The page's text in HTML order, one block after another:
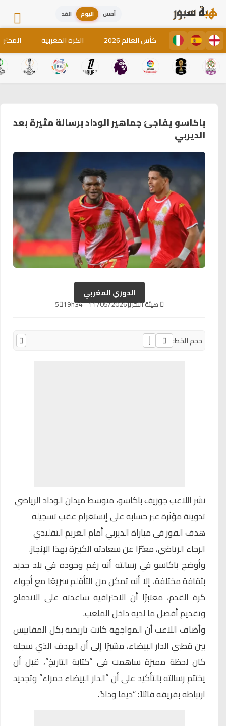
أمس اليوم الغد
كأس العالم 2026 الكرة المغربية
باكاسو يفاجئ جماهير الوداد برسالة مثيرة بعد
الديربي
الدوري المغربي
هيئة التحرير11/05/2026 - 19h34
5
حجم الخط:
نشر اللاعبجوزيف باكاسو، متوسط ميدان الوداد الرياضي
تدوينة مؤثرة عبر حسابه على إنستغرام عقب تسجيله
هدف الفوز في مباراة الديربي أمام الغريم التقليدي
الرجاء الرياضي، معبّرًا عن سعادته الكبيرة بهذا الإنجاز.
وأوضح باكاسو في رسالته أنه رغم وجوده في بلد جديد
بثقافة مختلفة، إلا أنه تمكن من التأقلم سريعًا مع أجواء
كرة القدم، معتبرًا أن الاحترافية ساعدته على الاندماج
وتقديم أفضل ما لديه داخل الملعب.
وأضاف اللاعب أن المواجهة كانت تاريخية بكل المقاييس
بين قطبي الدار البيضاء، مشيرًا إلى أن الهدف الذي سجله
كان لحظة مميزة ساهمت في “كتابة التاريخ”، قبل أن
يختتم رسالته بالتأكيد على أن “الدار البيضاء حمراء” وتجديد
ارتباطه بفريقه قائلاً: “ديما وداد”.